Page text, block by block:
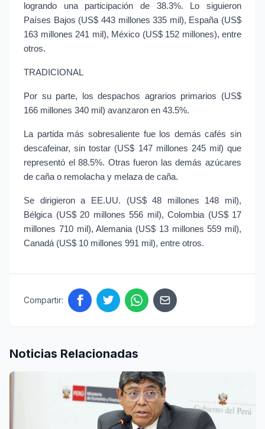
logrando una participación de 38.3%. Lo siguieron
Países Bajos (US$ 443 millones 335 mil), España (US$
163 millones 241 mil), México (US$ 152 millones), entre
otros.
TRADICIONAL
Por su parte, los despachos agrarios primarios (US$
166 millones 340 mil) avanzaron en 43.5%.
La partida más sobresaliente fue los demás cafés sin
descafeinar, sin tostar (US$ 147 millones 245 mil) que
representó el 88.5%. Otras fueron las demás azúcares
de caña o remolacha y melaza de caña.
Se dirigieron a EE.UU. (US$ 48 millones 148 mil),
Bélgica (US$ 20 millones 556 mil), Colombia (US$ 17
millones 710 mil), Alemania (US$ 13 millones 559 mil),
Canadá (US$ 10 millones 991 mil), entre otros.
Compartir:
Noticias Relacionadas